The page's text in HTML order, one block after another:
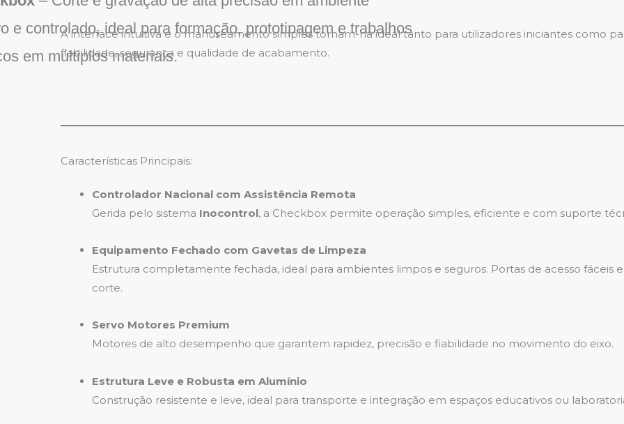
e controlado, ideal para formação, prototipagem e trabalhos
em múltiplos materiais.
A interface intuitiva e o manuseamento simples tornam-na ideal tanto para utilizadores iniciantes como
fiabilidade, segurança e qualidade de acabamento.
Características Principais:
Controlador Nacional com Assistência Remota
Gerida pelo sistema Inocontrol, a Checkbox permite operação simples, eficiente e com suporte
Equipamento Fechado com Gavetas de Limpeza
Estrutura completamente fechada, ideal para ambientes limpos e seguros. Portas de acesso fáceis
corte.
Servo Motores Premium
Motores de alto desempenho que garantem rapidez, precisão e fiabilidade no movimento do eixo.
Estrutura Leve e Robusta em Alumínio
Construção resistente e leve, ideal para transporte e integração em espaços educativos ou